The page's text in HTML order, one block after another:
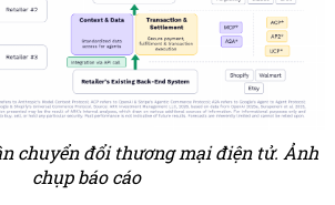
chuyển đổi thương mại điện tử. Ảnh
chụp báo cáo